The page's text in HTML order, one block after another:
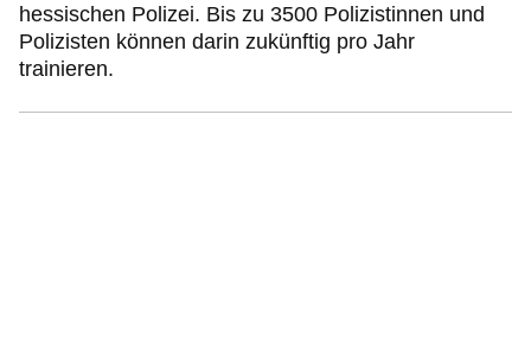
hessischen Polizei. Bis zu 3500 Polizistinnen und
Polizisten können darin zukünftig pro Jahr
trainieren.